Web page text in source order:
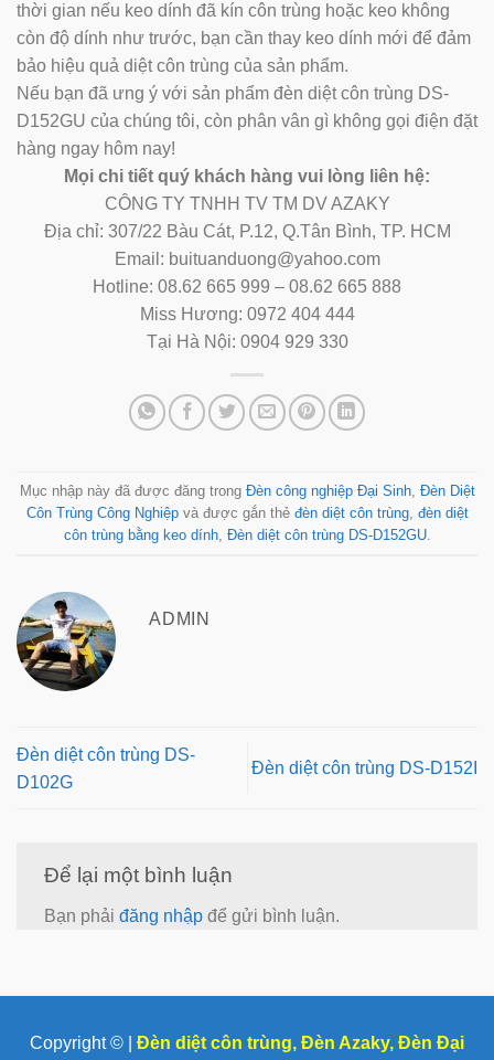
thời gian nếu keo dính đã kín côn trùng hoặc keo không
còn độ dính như trước, bạn cần thay keo dính mới để đảm
bảo hiệu quả diệt côn trùng của sản phẩm.
Nếu bạn đã ưng ý với sản phẩm đèn diệt côn trùng DS-
D152GU của chúng tôi, còn phân vân gì không gọi điện đặt
hàng ngay hôm nay!
Mọi chi tiết quý khách hàng vui lòng liên hệ:
CÔNG TY TNHH TV TM DV AZAKY
Địa chỉ: 307/22 Bàu Cát, P.12, Q.Tân Bình, TP. HCM
Email: buituanduong@yahoo.com
Hotline: 08.62 665 999 – 08.62 665 888
Miss Hương: 0972 404 444
Tại Hà Nội: 0904 929 330
Mục nhập này đã được đăng trong Đèn công nghiệp Đại Sinh, Đèn Diệt
Côn Trùng Công Nghiệpvà được gắn thẻ đèn diệt côn trùng, đèn diệt
côn trùng bằng keo dính, Đèn diệt côn trùng DS-D152GU.
ADMIN
Đèn diệt côn trùng DS-
D102G
Đèn diệt côn trùng DS-D152I
Để lại một bình luận
Bạn phải đăng nhập để gửi bình luận.
Copyright © | Đèn diệt côn trùng, Đèn Azaky, Đèn Đại